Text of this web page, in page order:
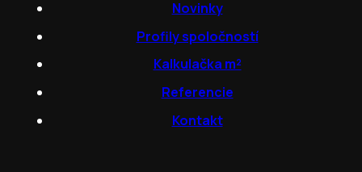
Novinky
Profily spoločností
Kalkulačka m²
Referencie
Kontakt